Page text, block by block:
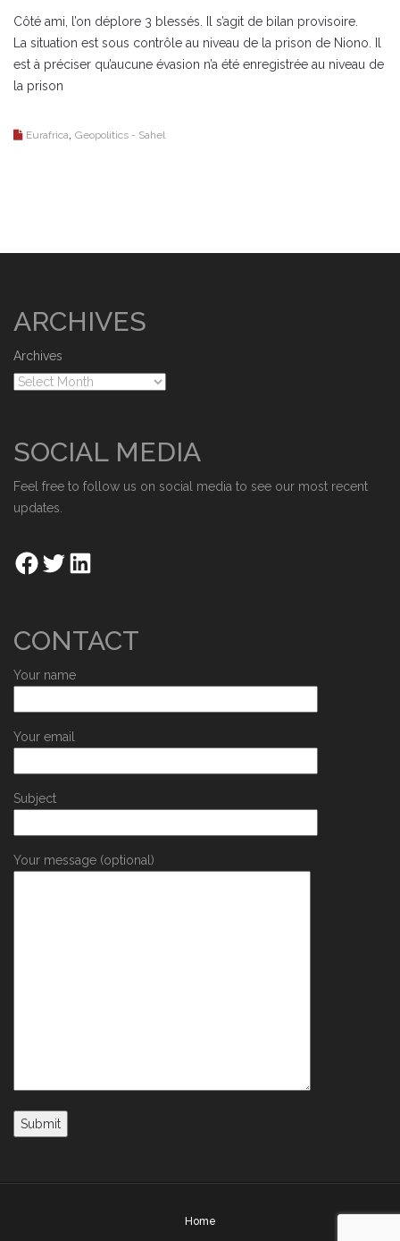
Côté ami, l’on déplore 3 blessés. Il s’agit de bilan provisoire.
La situation est sous contrôle au niveau de la prison de Niono. Il
est à préciser qu’aucune évasion n’a été enregistrée au niveau de
la prison
Eurafrica, Geopolitics - Sahel
ARCHIVES
Archives
SOCIAL MEDIA
Feel free to follow us on social media to see our most recent
updates.
CONTACT
Your name
Your email
Subject
Your message (optional)
Home